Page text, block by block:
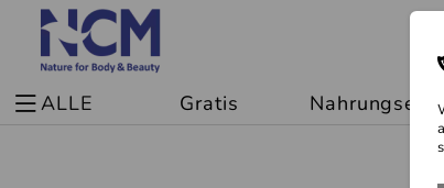
ALLE Gratis